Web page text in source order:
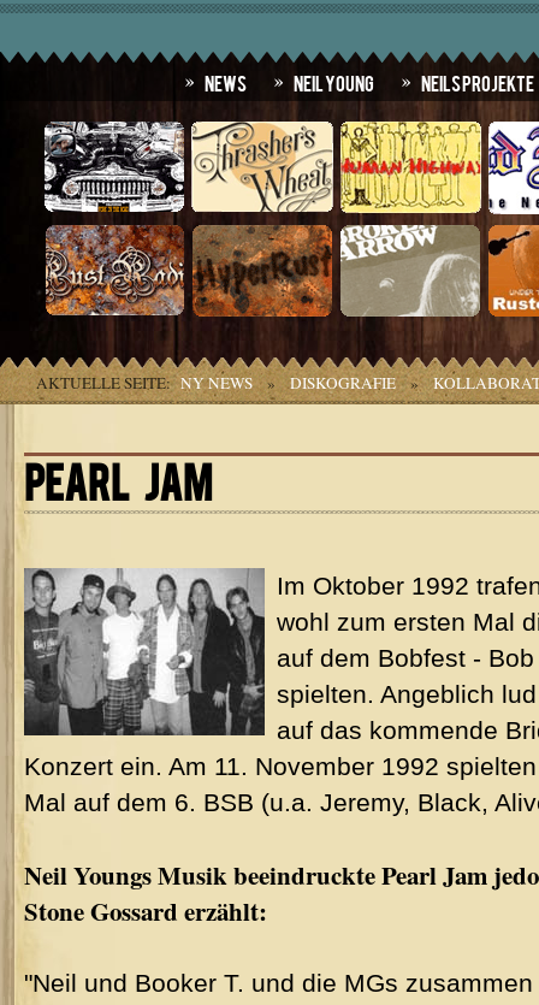
News Neil Young Neils Projekte
AKTUELLE SEITE: NY NEWS » DISKOGRAFIE »
PEARL JAM
Im Oktober 1992
wohl zum ersten Mal
auf dem Bobfest -
spielten. Angeblich
auf das kommende
Konzert ein. Am 11. November 1992
Mal auf dem 6. BSB (u.a. Jeremy, Black,
Neil Youngs Musik beeindruckte Pearl Jam
Stone Gossard erzählt:
"Neil und Booker T. und die MGs